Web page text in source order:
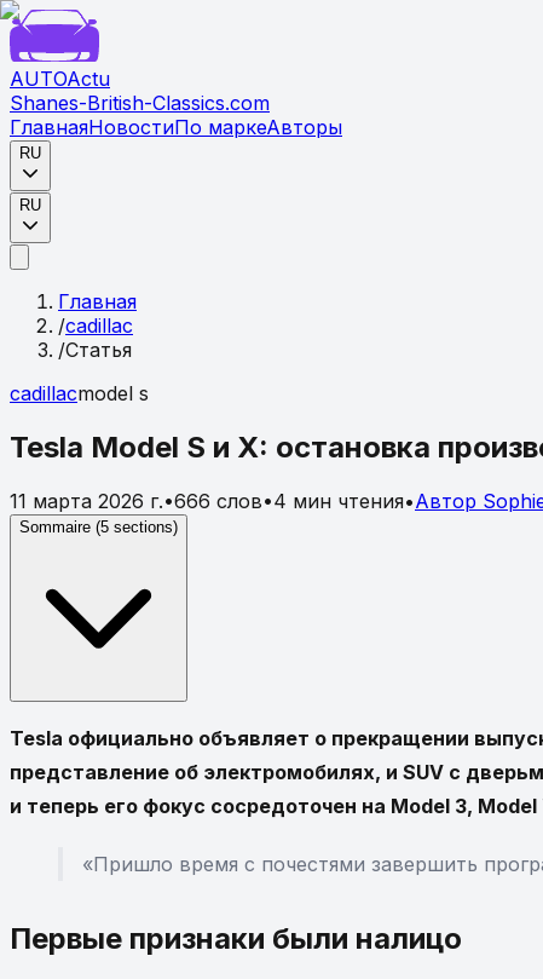
AUTOActu
Shanes-British-Classics.com
ГлавнаяНовостиПо маркеАвторы
RU
RU
Главная
/cadillac
/Статья
cadillacmodel s
Tesla Model S и X: остановка
11 марта 2026 г.•666 слов•4 мин чтения•Автор
Sommaire (5 sections)
Tesla официально объявляет о прекращении
представление об электромобилях, и SUV с
и теперь его фокус сосредоточен на Model 3,
«Пришло время с почестями завершить
Первые признаки были налицо